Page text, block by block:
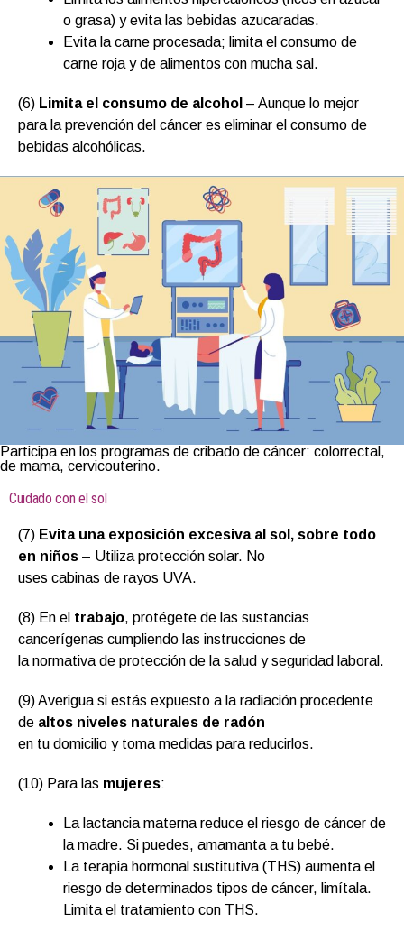
o grasa) y evita las bebidas azucaradas.
Evita la carne procesada; limita el consumo de
carne roja y de alimentos con mucha sal.
(6) Limita el consumo de alcohol – Aunque lo mejor
para la prevención del cáncer es eliminar el consumo de
bebidas alcohólicas.
Participa en los programas de cribado de cáncer: colorrectal,
de mama, cervicouterino.
Cuidado con el sol
(7) Evita una exposición excesiva al sol, sobre todo
en niños – Utiliza protección solar. No
uses cabinas de rayos UVA.
(8) En el trabajo, protégete de las sustancias
cancerígenas cumpliendo las instrucciones de
la normativa de protección de la salud y seguridad laboral.
(9) Averigua si estás expuesto a la radiación procedente
de altos niveles naturales de radón
en tu domicilio y toma medidas para reducirlos.
(10) Para las mujeres:
La lactancia materna reduce el riesgo de cáncer de
la madre. Si puedes, amamanta a tu bebé.
La terapia hormonal sustitutiva (THS) aumenta el
riesgo de determinados tipos de cáncer, limítala.
Limita el tratamiento con THS.